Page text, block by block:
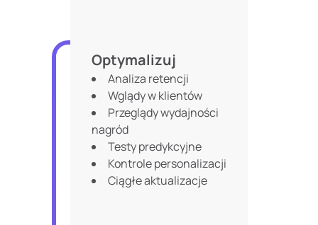
Optymalizuj
Analiza retencji
Wglądy w klientów
Przeglądy wydajności
nagród
Testy predykcyjne
Kontrole personalizacji
Ciągłe aktualizacje